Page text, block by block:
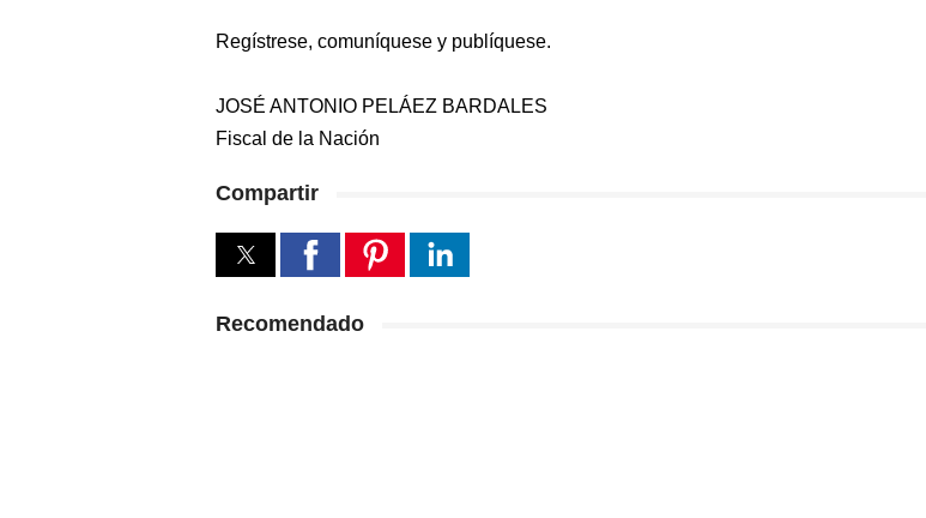
Regístrese, comuníquese y publíquese.
JOSÉ ANTONIO PELÁEZ BARDALES
Fiscal de la Nación
Compartir
Recomendado